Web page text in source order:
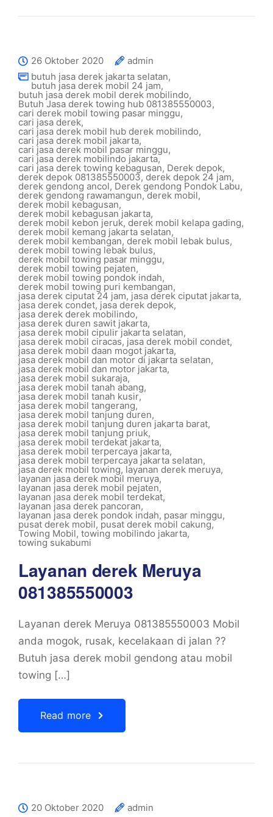
26 Oktober 2020
admin
butuh jasa derek jakarta selatan,
butuh jasa derek mobil 24 jam,
butuh jasa derek mobil derek mobilindo,
Butuh Jasa derek towing hub 081385550003,
cari derek mobil towing pasar minggu,
cari jasa derek,
cari jasa derek mobil hub derek mobilindo,
cari jasa derek mobil jakarta,
cari jasa derek mobil pasar minggu,
cari jasa derek mobilindo jakarta,
cari jasa derek towing kebagusan, Derek depok,
derek depok 081385550003, derek depok 24 jam,
derek gendong ancol, Derek gendong Pondok Labu,
derek gendong rawamangun,derek mobil,
derek mobil kebagusan,
derek mobil kebagusan jakarta,
derek mobil kebon jeruk, derek mobil kelapa gading,
derek mobil kemang jakarta selatan,
derek mobil kembangan, derek mobil lebak bulus,
derek mobil towing lebak bulus,
derek mobil towing pasar minggu,
derek mobil towing pejaten,
derek mobil towing pondok indah,
derek mobil towing puri kembangan,
jasa derek ciputat 24 jam, jasa derek ciputat jakarta,
jasa derek condet, jasa derek depok,
jasa derek derek mobilindo,
jasa derek duren sawit jakarta,
jasa derek mobil cipulir jakarta selatan,
jasa derek mobil ciracas, jasa derek mobil condet,
jasa derek mobil daan mogot jakarta,
jasa derek mobil dan motor di jakarta selatan,
jasa derek mobil dan motor jakarta,
jasa derek mobil sukaraja,
jasa derek mobil tanah abang,
jasa derek mobil tanah kusir,
jasa derek mobil tangerang,
jasa derek mobil tanjung duren,
jasa derek mobil tanjung duren jakarta barat,
jasa derek mobil tanjung priuk,
jasa derek mobil terdekat jakarta,
jasa derek mobil terpercaya jakarta,
jasa derek mobil terpercaya jakarta selatan,
jasa derek mobil towing, layanan derek meruya,
layanan jasa derek mobil meruya,
layanan jasa derek mobil pejaten,
layanan jasa derek mobil terdekat,
layanan jasa derek pancoran,
layanan jasa derek pondok indah, pasar minggu,
pusat derek mobil, pusat derek mobil cakung,
Towing Mobil, towing mobilindo jakarta,
towing sukabumi
Layanan derek Meruya
081385550003
Layanan derek Meruya 081385550003 Mobil
anda mogok, rusak, kecelakaan di jalan ??
Butuh jasa derek mobil gendong atau mobil
towing […]
Read more
20 Oktober 2020
admin